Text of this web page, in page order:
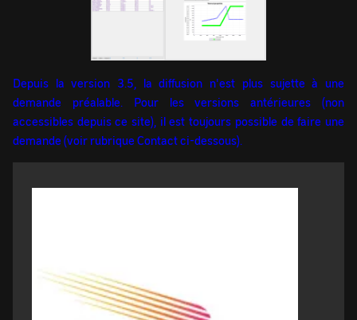
Depuis la version 3.5, la diffusion n'est plus sujette à une
demande préalable. Pour les versions antérieures (non
accessibles depuis ce site), il est toujours possible de faire une
demande (voir rubrique Contact ci-dessous).